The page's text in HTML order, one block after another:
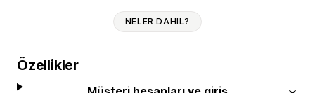
NELER DAHIL?
Özellikler